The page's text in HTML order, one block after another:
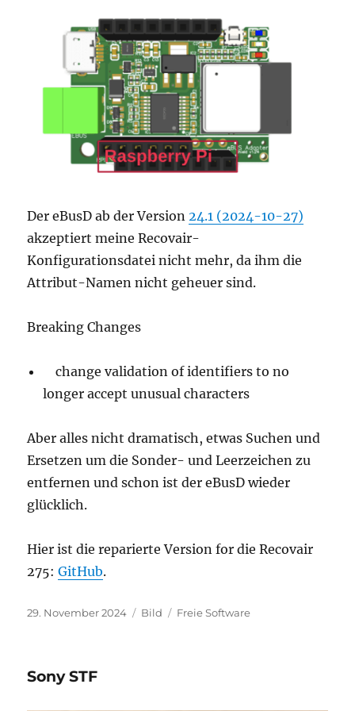
Der eBusD ab der Version24.1 (2024-10-27)
akzeptiert meine Recovair-
Konfigurationsdatei nicht mehr, da ihm die
Attribut-Namen nicht geheuer sind.
Breaking Changes
change validation of identifiers to no
longer accept unusual characters
Aber alles nicht dramatisch, etwas Suchen und
Ersetzen um die Sonder- und Leerzeichen zu
entfernen und schon ist der eBusD wieder
glücklich.
Hier ist die reparierte Version for die Recovair
275:GitHub.
Veröffentlicht
29. November 2024 Format
Bild Kategorien
Freie Software
Sony STF